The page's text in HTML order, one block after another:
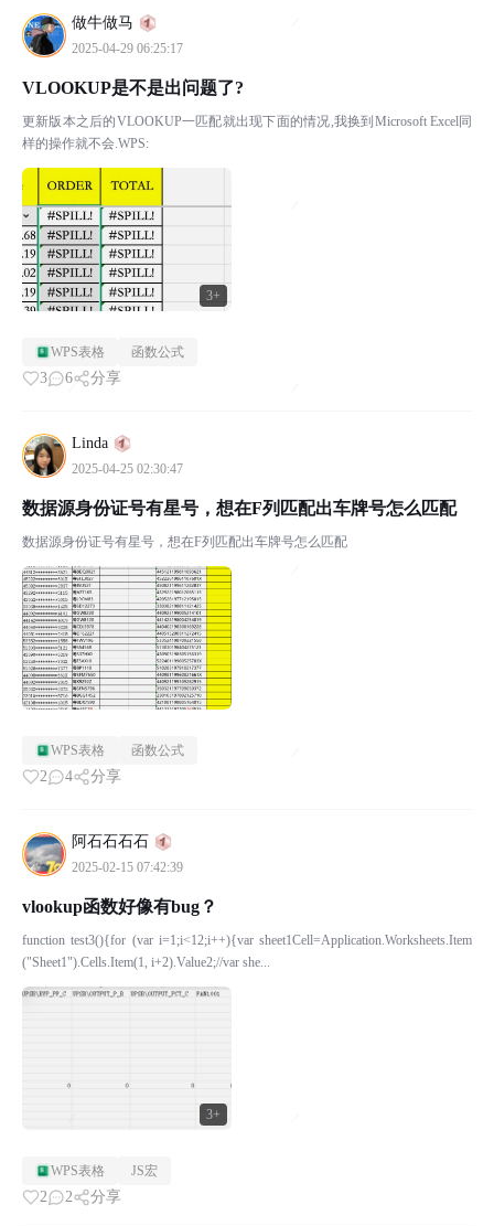
做牛做马
2025-04-29 06:25:17
3+
VLOOKUP是不是出问题了?
更新版本之后的VLOOKUP一匹配就出现下面的情况,我换到Microsoft Excel同
样的操作就不会.WPS:
WPS表格 函数公式
3 6 分享
Linda
2025-04-25 02:30:47
数据源身份证号有星号，想在F列匹配出车牌号怎么匹配
数据源身份证号有星号，想在F列匹配出车牌号怎么匹配
WPS表格 函数公式
2 4 分享
阿石石石石
2025-02-15 07:42:39
3+
vlookup函数好像有bug？
function test3(){for (var i=1;i<12;i++){var sheet1Cell=Application.Worksheets.Item
("Sheet1").Cells.Item(1, i+2).Value2;//var she...
WPS表格 JS宏
2 2 分享